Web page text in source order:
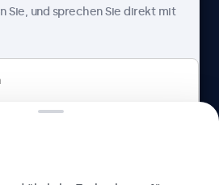
549, 8048 Zürich, Schweiz
Sie, und sprechen Sie direkt mit